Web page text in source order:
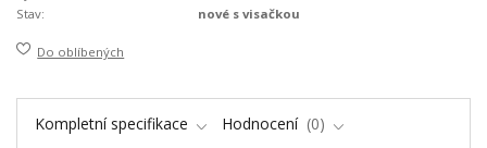
Stav:
nové s visačkou
Do oblíbených
Kompletní specifikace Hodnocení
0